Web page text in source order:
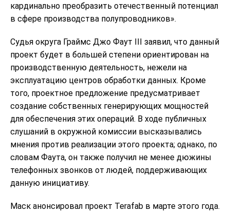
кардинально преобразить отечественный потенциал
в сфере производства полупроводников».
Судья округа Граймс Джо Фаут III заявил, что данный
проект будет в большей степени ориентирован на
производственную деятельность, нежели на
эксплуатацию центров обработки данных. Кроме
того, проектное предложение предусматривает
создание собственных генерирующих мощностей
для обеспечения этих операций. В ходе публичных
слушаний в окружной комиссии высказывались
мнения против реализации этого проекта; однако, по
словам Фаута, он также получил не менее дюжины
телефонных звонков от людей, поддерживающих
данную инициативу.
Маск анонсировал проект Terafab в марте этого года.